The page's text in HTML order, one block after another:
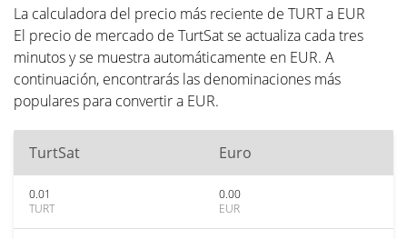
La calculadora del precio más reciente de TURT a EUR
El precio de mercado de TurtSat se actualiza cada tres
minutos y se muestra automáticamente en EUR. A
continuación, encontrarás las denominaciones más
populares para convertir a EUR.
TurtSat Euro
0.01
TURT
0.00
EUR